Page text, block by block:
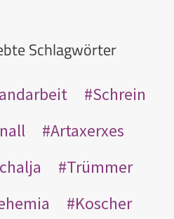
Schlagwörter
Schrein
Artaxerxes
Trümmer
Koscher